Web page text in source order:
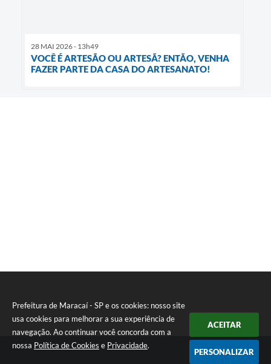
Prefeitura de Maracaí - SP e os cookies: nosso site
usa cookies para melhorar a sua experiência de
navegação. Ao continuar você concorda com a
nossa Política de Cookies e Privacidade.
ACEITAR
PERSONALIZAR
28 MAI 2026 - 13h49
VOCÊ É ARTESÃO OU ARTESÃ? ENTÃO, VENHA
FAZER PARTE DA CASA DO ARTESANATO!